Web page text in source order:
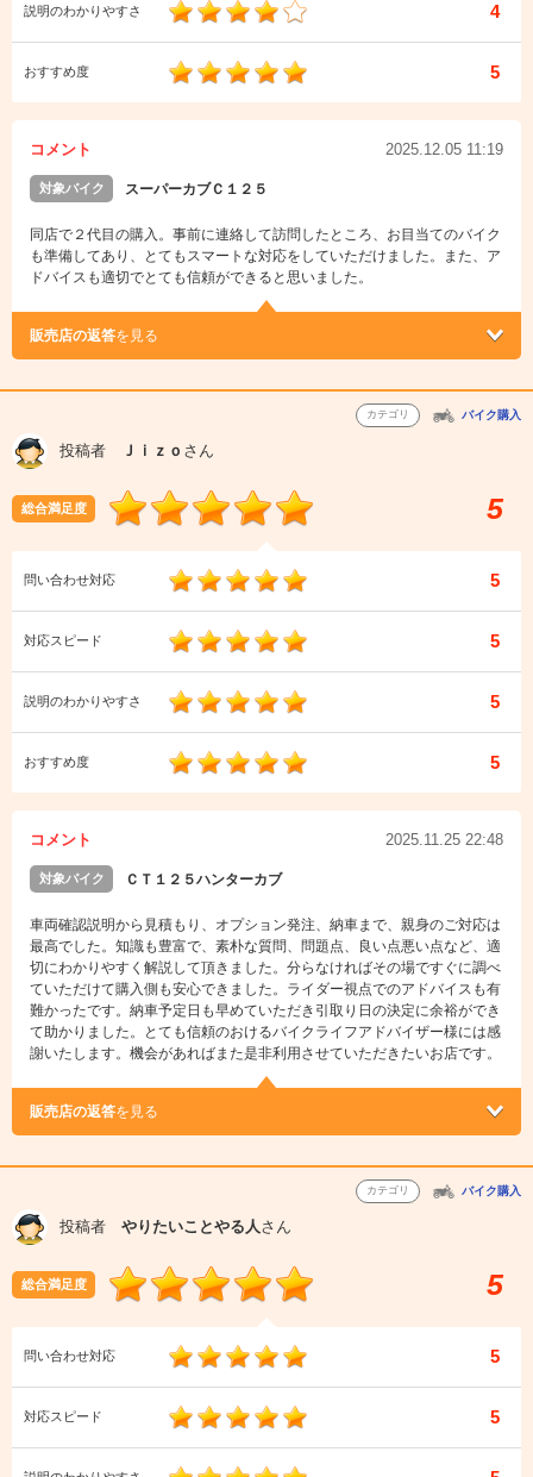
説明のわかりやすさ 4
おすすめ度 5
コメント 2025.12.05 11:19
対象バイク スーパーカブＣ１２５
同店で２代目の購入。事前に連絡して訪問したところ、お目当てのバイク
も準備してあり、とてもスマートな対応をしていただけました。また、ア
ドバイスも適切でとても信頼ができると思いました。
販売店の返答を見る
カテゴリ バイク購入
投稿者 Ｊｉｚｏ さん
総合満足度 5
問い合わせ対応 5
対応スピード 5
説明のわかりやすさ 5
おすすめ度 5
コメント 2025.11.25 22:48
対象バイク ＣＴ１２５ハンターカブ
車両確認説明から見積もり、オプション発注、納車まで、親身のご対応は
最高でした。知識も豊富で、素朴な質問、問題点、良い点悪い点など、適
切にわかりやすく解説して頂きました。分らなければその場ですぐに調べ
ていただけて購入側も安心できました。ライダー視点でのアドバイスも有
難かったです。納車予定日も早めていただき引取り日の決定に余裕ができ
て助かりました。とても信頼のおけるバイクライフアドバイザー様には感
謝いたします。機会があればまた是非利用させていただきたいお店です。
販売店の返答を見る
カテゴリ バイク購入
投稿者 やりたいことやる人さん
総合満足度 5
問い合わせ対応 5
対応スピード 5